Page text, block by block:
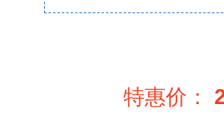
特惠价：